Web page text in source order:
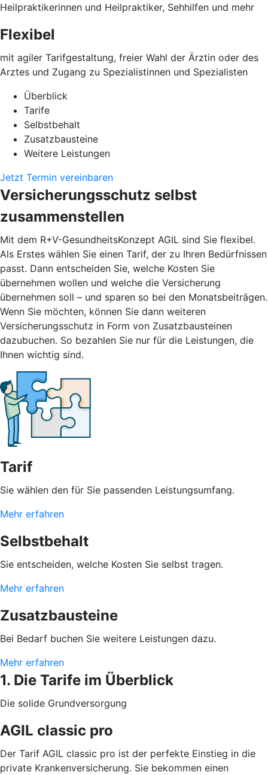
Heilpraktikerinnen und Heilpraktiker, Sehhilfen und mehr
Flexibel
mit agiler Tarifgestaltung, freier Wahl der Ärztin oder des
Arztes und Zugang zu Spezialistinnen und Spezialisten
Überblick
Tarife
Selbstbehalt
Zusatzbausteine
Weitere Leistungen
Jetzt Termin vereinbaren
Versicherungsschutz selbst
zusammenstellen
Mit dem R+V-GesundheitsKonzept AGIL sind Sie flexibel.
Als Erstes wählen Sie einen Tarif, der zu Ihren Bedürfnissen
passt. Dann entscheiden Sie, welche Kosten Sie
übernehmen wollen und welche die Versicherung
übernehmen soll – und sparen so bei den Monatsbeiträgen.
Wenn Sie möchten, können Sie dann weiteren
Versicherungsschutz in Form von Zusatzbausteinen
dazubuchen. So bezahlen Sie nur für die Leistungen, die
Ihnen wichtig sind.
Tarif
Sie wählen den für Sie passenden Leistungsumfang.
Mehr erfahren
Selbstbehalt
Sie entscheiden, welche Kosten Sie selbst tragen.
Mehr erfahren
Zusatzbausteine
Bei Bedarf buchen Sie weitere Leistungen dazu.
Mehr erfahren
1. Die Tarife im Überblick
Die solide Grundversorgung
AGIL classic pro
Der Tarif AGIL classic pro ist der perfekte Einstieg in die
private Krankenversicherung. Sie bekommen einen